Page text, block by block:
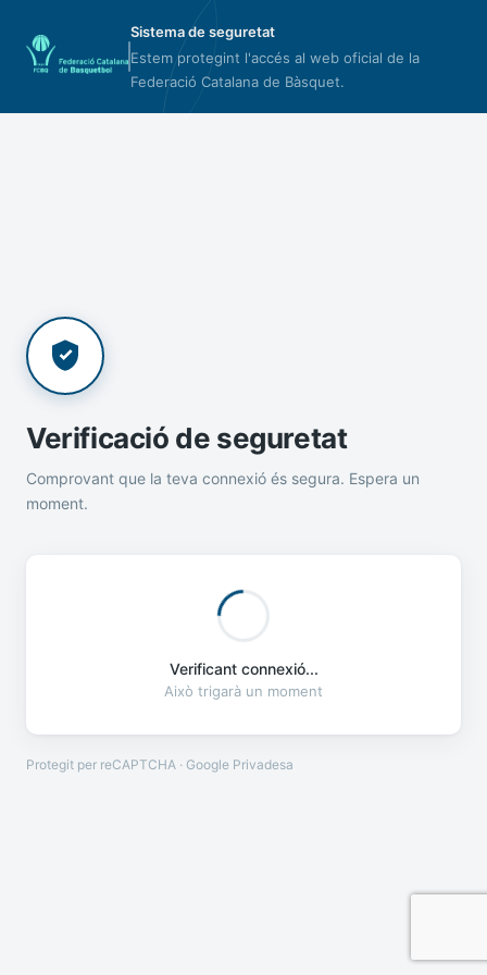
Sistema de seguretat
Estem protegint l'accés al web oficial de la
Federació Catalana de Bàsquet.
Verificació de seguretat
Comprovant que la teva connexió és segura. Espera un
moment.
Verificant connexió...
Això trigarà un moment
Protegit per reCAPTCHA · Google Privadesa